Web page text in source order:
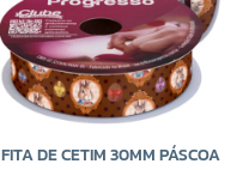
FITA DE CETIM 30MM PÁSCOA